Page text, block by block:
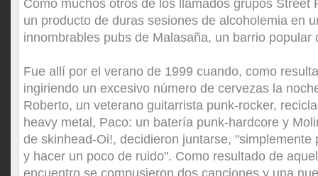
Como muchos otros de los llamados grupos Street
un producto de duras sesiones de alcoholemia en
innombrables pubs de Malasaña, un barrio popular
Fue allí por el verano de 1999 cuando, como
ingiriendo un excesivo número de cervezas la
Roberto, un veterano guitarrista punk-rocker,
heavy metal, Paco: un batería punk-hardcore y
de skinhead-Oi!, decidieron juntarse, "simplemente
y hacer un poco de ruido". Como resultado de
encuentro se compusieron dos canciones y una